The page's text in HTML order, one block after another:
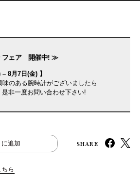
フェア 開催中! ≫
8月7日(金) 】
のある腕時計がございましたら
是非一度お問い合わせ下さい!
追加 SHARE
ら